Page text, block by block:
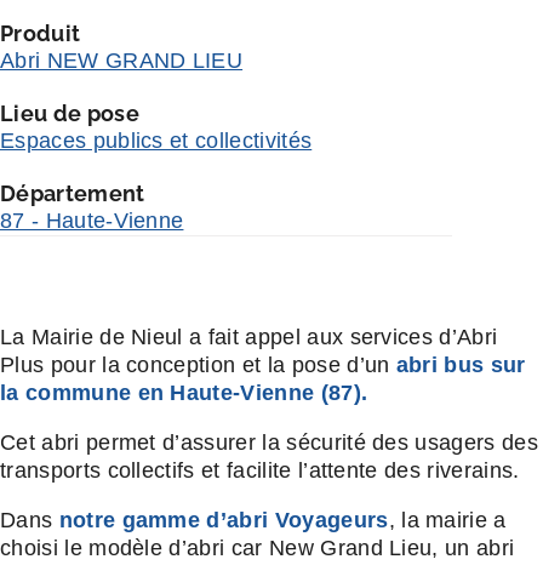
Produit
Abri NEW GRAND LIEU
Lieu de pose
Espaces publics et collectivités
Département
87 - Haute-Vienne
La Mairie de Nieul a fait appel aux services d’Abri
Plus pour la conception et la pose d’un abri bus sur
la commune en Haute-Vienne (87).
Cet abri permet d’assurer la sécurité des usagers des
transports collectifs et facilite l’attente des riverains.
Dans notre gamme d’abri Voyageurs, la mairie a
choisi le modèle d’abri car New Grand Lieu, un abri